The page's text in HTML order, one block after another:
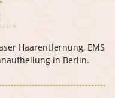
Haarentfernung, EMS
in Berlin.